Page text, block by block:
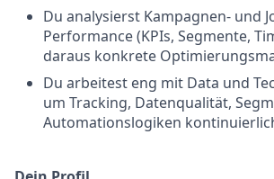
Du analysierst Kampagnen- und
Performance (KPIs, Segmente,
daraus konkrete
Du arbeitest eng mit Data und
um Tracking, Datenqualität,
Automationslogiken